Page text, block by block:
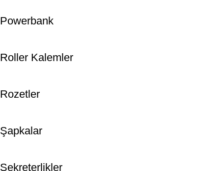
Powerbank
Roller Kalemler
Rozetler
Şapkalar
Sekreterlikler